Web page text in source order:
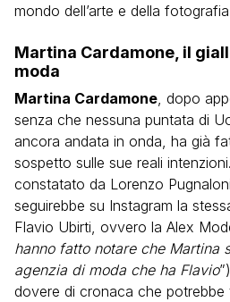
mondo dell’arte e della
Martina Cardamone, il
moda
Martina Cardamone , dopo
senza che nessuna puntata di
ancora andata in onda, ha già
sospetto sulle sue reali
constatato da Lorenzo
seguirebbe su Instagram la
Flavio Ubirti, ovvero la Alex
hanno fatto notare che Martina
agenzia di moda che ha Flavio
dovere di cronaca che potrebbe